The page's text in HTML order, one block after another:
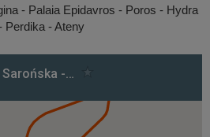
- Palaia Epidavros - Poros - Hydra
Perdika - Ateny